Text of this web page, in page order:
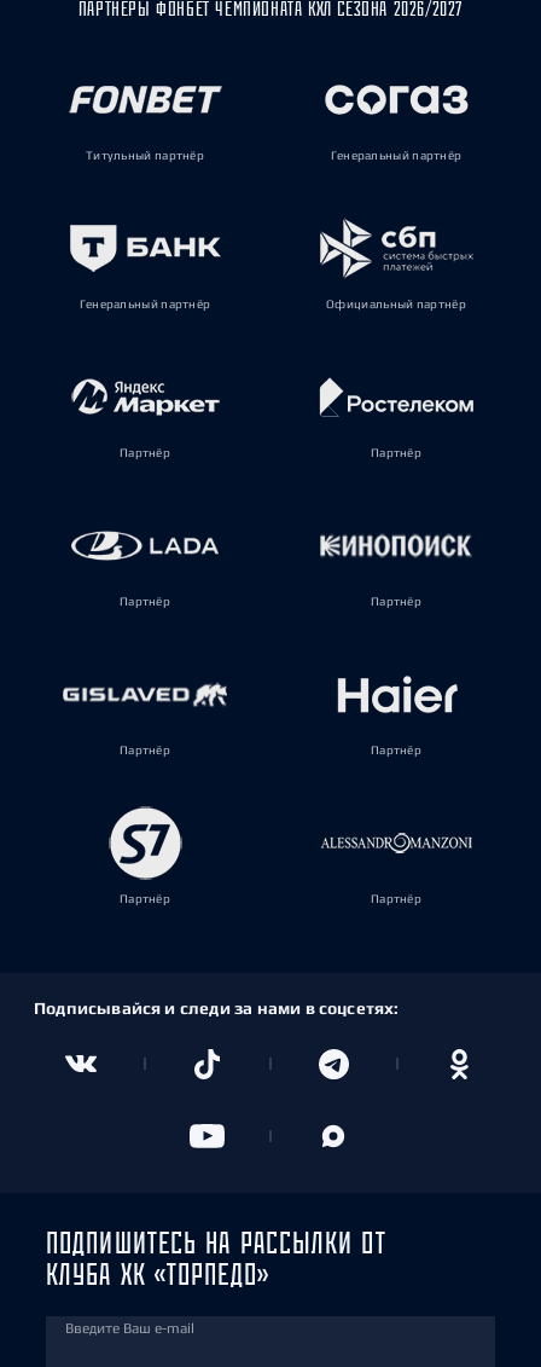
ПАРТНЁРЫ ФОНБЕТ ЧЕМПИОНАТА КХЛ СЕЗОНА 2026/2027
Титульный партнёр Генеральный партнёр
Генеральный партнёр Официальный партнёр
Партнёр Партнёр
Партнёр Партнёр
Партнёр Партнёр
Партнёр Партнёр
Подписывайся и следи за нами в соцсетях:
ПОДПИШИТЕСЬ НА РАССЫЛКИ ОТ
КЛУБА ХК «ТОРПЕДО»
Введите Ваш e-mail